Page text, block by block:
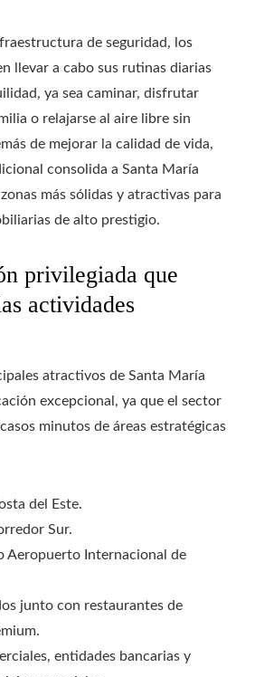
de seguridad, los
llevar a cabo sus rutinas diarias
ya sea caminar, disfrutar
o relajarse al aire libre sin
de mejorar la calidad de vida,
consolida a Santa María
más sólidas y atractivas para
de alto prestigio.
privilegiada que
actividades
atractivos de Santa María
excepcional, ya que el sector
minutos de áreas estratégicas
del Este.
Sur.
Aeropuerto Internacional de
junto con restaurantes de
entidades bancarias y